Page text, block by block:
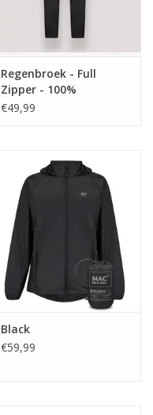
Regenbroek - Full
Zipper - 100%
waterdicht (10.000mm)
€49,99
Black
€59,99